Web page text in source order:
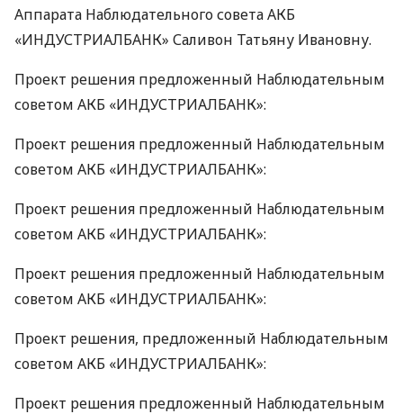
Аппарата Наблюдательного советаАКБ
«ИНДУСТРИАЛБАНК» Саливон Татьяну Ивановну.
Проект решения предложенный Наблюдательным
советом АКБ «ИНДУСТРИАЛБАНК»:
Проект решения предложенный Наблюдательным
советом АКБ «ИНДУСТРИАЛБАНК»:
Проект решения предложенный Наблюдательным
советом АКБ «ИНДУСТРИАЛБАНК»:
Проект решения предложенный Наблюдательным
советом АКБ «ИНДУСТРИАЛБАНК»:
Проект решения, предложенный Наблюдательным
советом АКБ «ИНДУСТРИАЛБАНК»:
Проект решения предложенный Наблюдательным